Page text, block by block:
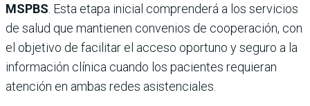
MSPBS . Esta etapa inicial comprenderá a los servicios
de salud que mantienen convenios de cooperación, con
el objetivo de facilitar el acceso oportuno y seguro a la
información clínica cuando los pacientes requieran
atención en ambas redes asistenciales.